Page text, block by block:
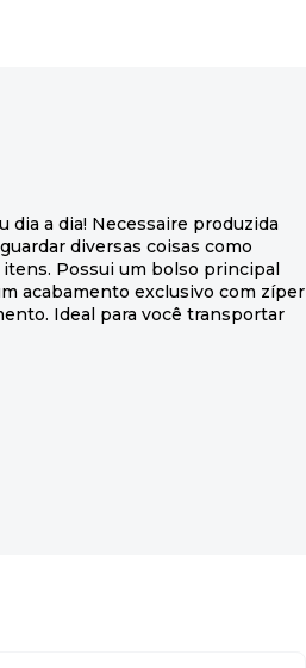
a dia! Necessaire produzida
diversas coisas como
Possui um bolso principal
acabamento exclusivo com zíper
Ideal para você transportar